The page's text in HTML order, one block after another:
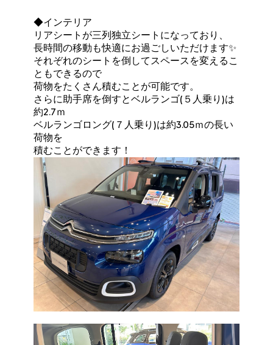
◆インテリア
リアシートが三列独立シートになっており、
長時間の移動も快適にお過ごしいただけます✨
それぞれのシートを倒してスペースを変えるこ
ともできるので
荷物をたくさん積むことが可能です。
さらに助手席を倒すとベルランゴ(５人乗り)は
約2.7ｍ
ベルランゴロング(７人乗り)は約3.05ｍの長い
荷物を
積むことができます！